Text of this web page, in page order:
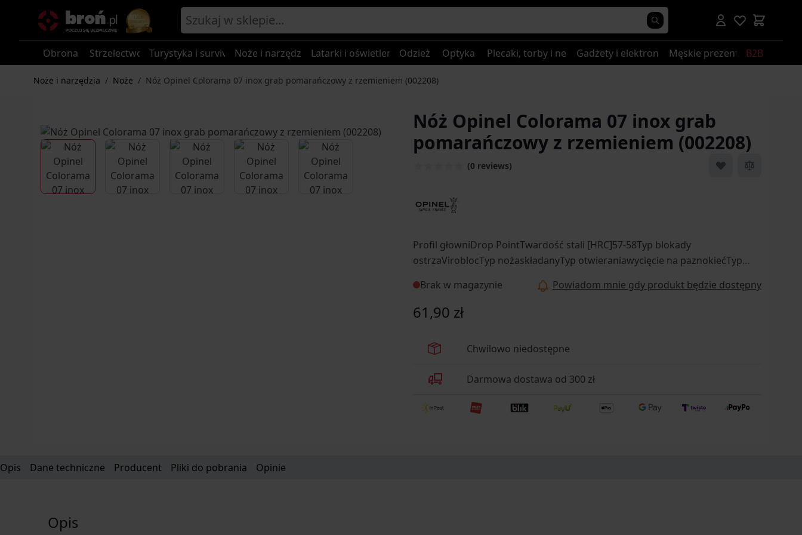
Obrona Strzelectwo Turystyka i survival Noże i narzędzia Latarki i oświetlenieOdzież Optyka Plecaki, torby i nerkiGadżety i elektronikaMęskie prezenty B2B
Noże i narzędzia / Noże / Nóż Opinel Colorama 07 inox grab pomarańczowy z rzemieniem (002208)
Nóż Opinel Colorama 07 inox grab
pomarańczowy z rzemieniem (002208)
(0 reviews)
View larger imageView larger imageView larger imageView larger imageView larger image
Profil głowniDrop PointTwardość stali [HRC]57-58Typ blokady
ostrzaViroblocTyp nożaskładanyTyp otwieraniawycięcie na paznokiećTyp
korozjęwysokaOdporność na stępienieśredniaTyp szlifupłaskiZastosowanie
(przeznaczenie)EDC, myślistwo, outdoor, turystyczneDługość całkowita
[mm]Długość głowni [mm]Długość po złożeniu [mm]Okres gwarancyjny24
Brak w magazynie Powiadom mnie gdy produkt będzie dostępny
61,90 zł
Chwilowo niedostępne
Darmowa dostawa od 300 zł
Opis Dane techniczne Producent Pliki do pobrania Opinie
Opis